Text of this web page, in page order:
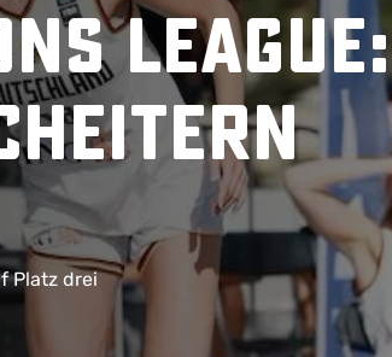
League:
Platz drei